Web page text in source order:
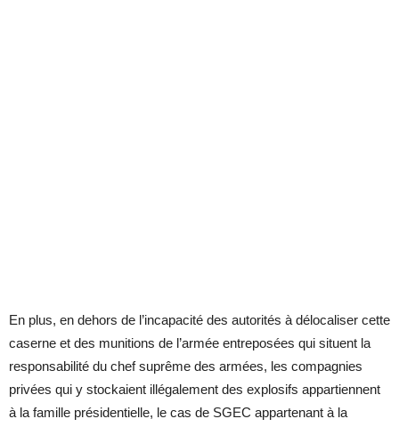
En plus, en dehors de l’incapacité des autorités à délocaliser cette
caserne et des munitions de l’armée entreposées qui situent la
responsabilité du chef suprême des armées, les compagnies
privées qui y stockaient illégalement des explosifs appartiennent
à la famille présidentielle, le cas de SGEC appartenant à la